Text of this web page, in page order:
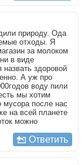
природу. Ода
отходы. Я
за молоком
в виде
здоровой
А уж про
воду пили
мы хотим
мусора после нас
на всей планете
можно
Ответить